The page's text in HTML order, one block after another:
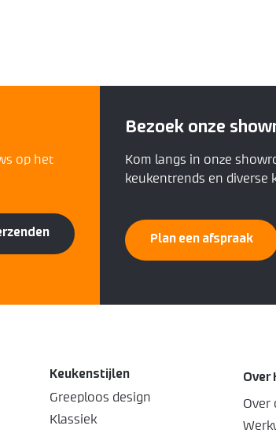
op het
Bezoek onze
Kom langs in onze
keukentrends en diverse
Plan een afspraak
Keukenstijlen
Greeploos design
Klassiek
Over
Over